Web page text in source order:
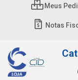
Meus
Notas